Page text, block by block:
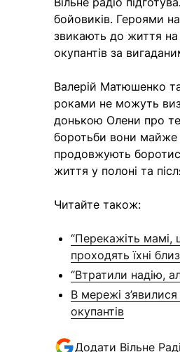
бойовиків. Героями
звикають до життя на
окупантів за
Валерій Матюшенко
роками не можуть
донькою Олени про
боротьби вони майже
продовжують
життя у полоні та
Читайте також:
“Перекажіть
проходять їхні
“Втратили надію,
В мережі з’явилися
окупантів
Додати Вільне